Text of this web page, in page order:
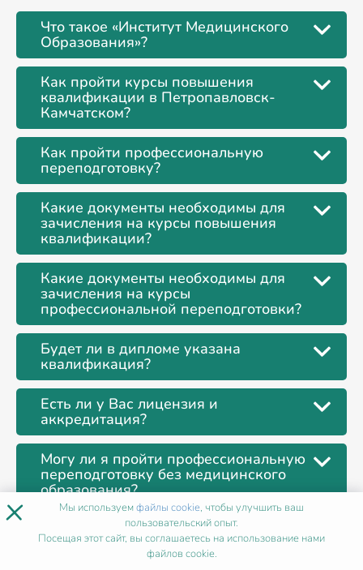
Что такое «Институт Медицинского
Образования»?
Как пройти курсы повышения
квалификации в Петропавловск-
Камчатском?
Как пройти профессиональную
переподготовку?
Какие документы необходимы для
зачисления на курсы повышения
квалификации?
Какие документы необходимы для
зачисления на курсы
профессиональной переподготовки?
Будет ли в дипломе указана
квалификация?
Есть ли у Вас лицензия и
аккредитация?
Могу ли я пройти профессиональную
переподготовку без медицинского
образования?
Что выбрать: повышение
квалификации или профессиональную
переподготовку?
× Мы используемфайлы cookie, чтобы улучшить ваш
пользовательский опыт.
Посещая этот сайт, вы соглашаетесь на использование нами
файлов cookie.